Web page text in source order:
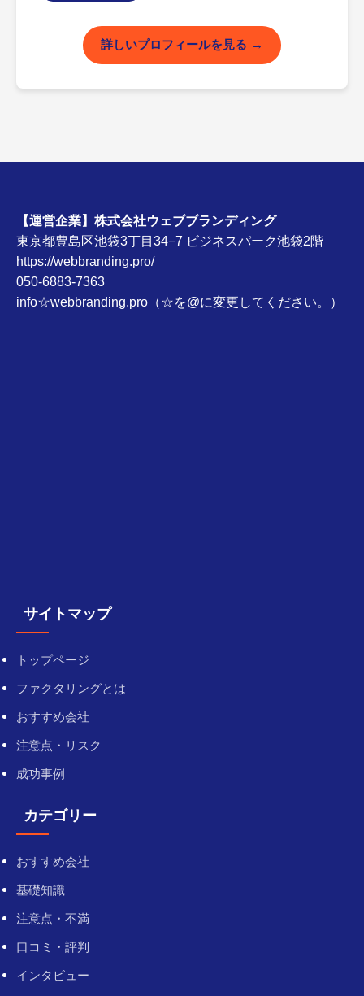
詳しいプロフィールを見る
【運営企業】株式会社ウェブブランディング
東京都豊島区池袋3丁目34−7 ビジネスパーク池袋2階
https://webbranding.pro/
050-6883-7363
info☆webbranding.pro（☆を@に変更してください。）
サイトマップ
トップページ
ファクタリングとは
おすすめ会社
注意点・リスク
成功事例
カテゴリー
おすすめ会社
基礎知識
注意点・不満
口コミ・評判
インタビュー